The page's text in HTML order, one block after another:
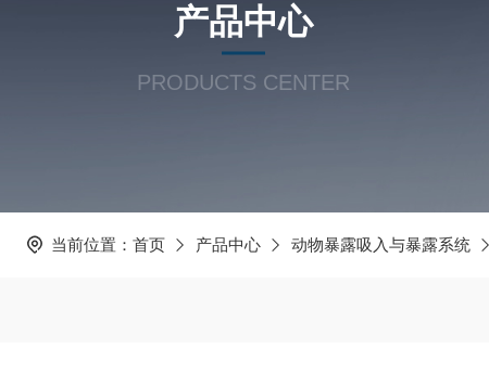
产品中心
PRODUCTS CENTER
当前位置： 首页 产品中心 动物暴露吸入与暴露系统